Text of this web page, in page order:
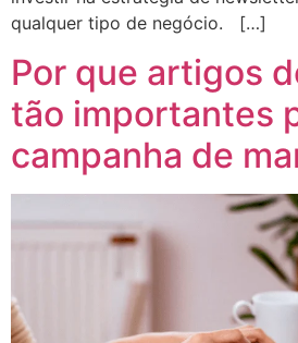
qualquer tipo de negócio. […]
Por que artigos
tão importantes
campanha de